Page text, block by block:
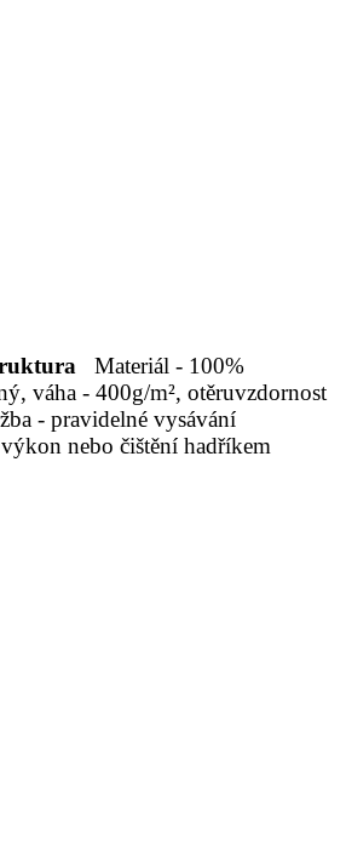
Materiál - 100%
váha - 400g/m², otěruvzdornost
- pravidelné vysávání
nebo čištění hadříkem